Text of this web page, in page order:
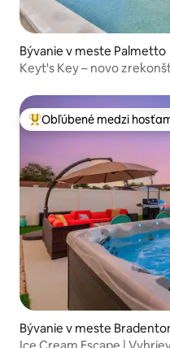
Bývanie v meste Palmetto
Keyt's Key – novo
Najobľúbenejšie medzi
Obľúbené medzi
Bývanie v meste
Ice Cream Escape |